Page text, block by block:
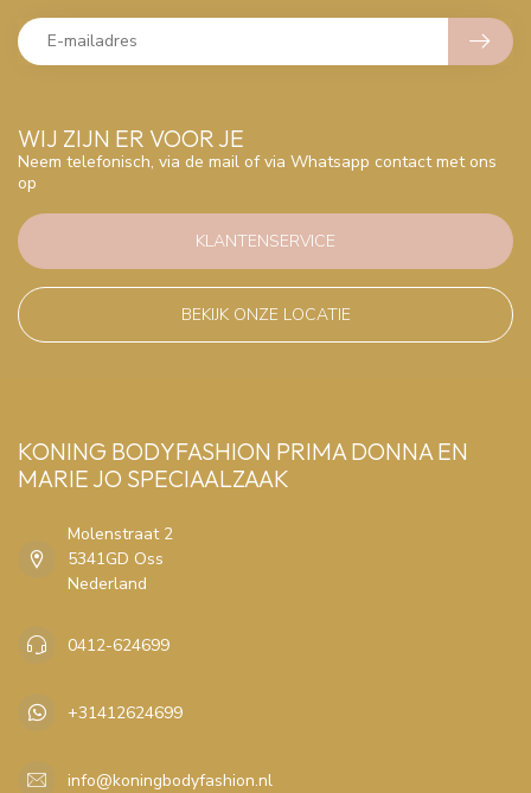
WIJ ZIJN ER VOOR JE
Neem telefonisch, via de mail of via Whatsapp contact met ons
op
KLANTENSERVICE
BEKIJK ONZE LOCATIE
KONING BODYFASHION PRIMA DONNA EN
MARIE JO SPECIAALZAAK
Molenstraat 2
5341GD Oss
Nederland
0412-624699
+31412624699
info@koningbodyfashion.nl